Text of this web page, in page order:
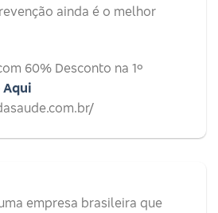
ainda é o melhor
60% Desconto na 1º
Aqui
empresa brasileira que